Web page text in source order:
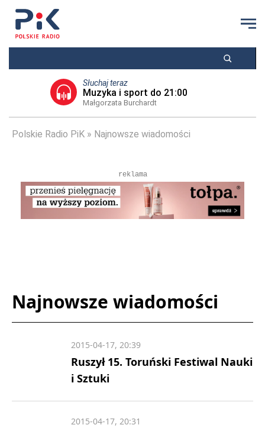
Słuchaj teraz
Muzyka i sport do 21:00
Małgorzata Burchardt
Polskie Radio PiK Najnowsze wiadomości
reklama
Najnowsze wiadomości
Ruszył 15. Toruński Festiwal Nauki
i Sztuki
2015-04-17, 20:39
2015-04-17, 20:31